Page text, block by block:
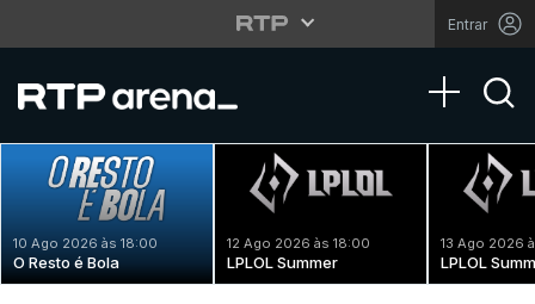
Entrar
Toggle
10 Ago 2026 às 18:00
O Resto é Bola
12 Ago 2026 às 18:00
LPLOL Summer
13 Ago 2026
LPLOL